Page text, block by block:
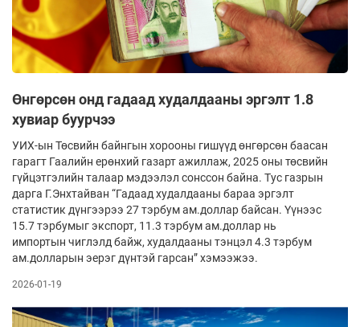
Өнгөрсөн онд гадаад худалдааны эргэлт 1.8
хувиар буурчээ
УИХ-ын Төсвийн байнгын хорооны гишүүд өнгөрсөн баасан
гарагт Гаалийн ерөнхий газарт ажил­лаж, 2025 оны төсвийн
гүйцэтгэлийн талаар мэ­дээлэл сонс­­сон байна. Тус газрын
дарга Г.Энх­тайван “Га­даад худалдааны бараа эргэлт
статистик дүнгээрээ 27 тэрбум ам.доллар байсан. Үүнээс
15.7 тэрбумыг экс­порт, 11.3 тэрбум ам.доллар нь
импортын чиглэлд байж, худалдааны тэнцэл 4.3 тэрбум
ам.долларын эерэг дүнтэй гарсан” хэ­мээжээ.
2026-01-19